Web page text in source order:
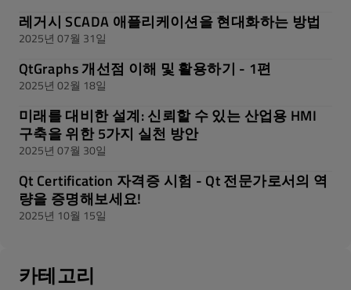
레거시 SCADA 애플리케이션을 현대화하는 방법
2025년 07월 31일
QtGraphs 개선점 이해 및 활용하기 - 1편
2025년 02월 18일
미래를 대비한 설계: 신뢰할 수 있는 산업용 HMI
구축을 위한 5가지 실천 방안
2025년 07월 30일
Qt Certification 자격증 시험 - Qt 전문가로서의 역
량을 증명해보세요!
2025년 10월 15일
카테고리